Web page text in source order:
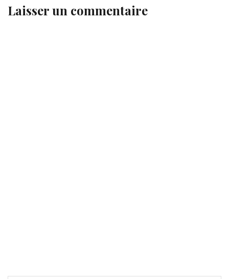
Laisser un commentaire